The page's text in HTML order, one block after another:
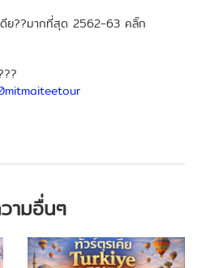
ย??มากที่สุด 2562-63 คลิ๊ก
??
ามอื่นๆ